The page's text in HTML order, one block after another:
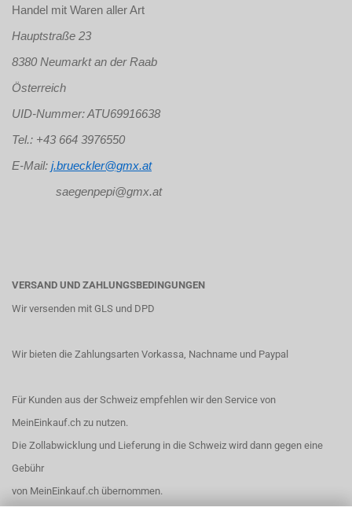
Handel mit Waren aller Art
Hauptstraße 23
8380 Neumarkt an der Raab
Österreich
UID-Nummer: ATU69916638
Tel.: +43 664 3976550
E-Mail: j.brueckler@gmx.at
saegenpepi@gmx.at
VERSAND UND ZAHLUNGSBEDINGUNGEN
Wir versenden mit GLS und DPD
Wir bieten die Zahlungsarten Vorkassa, Nachname und Paypal
Für Kunden aus der Schweiz empfehlen wir den Service von
MeinEinkauf.ch zu nutzen.
Die Zollabwicklung und Lieferung in die Schweiz wird dann gegen eine
Gebühr
von MeinEinkauf.ch übernommen.